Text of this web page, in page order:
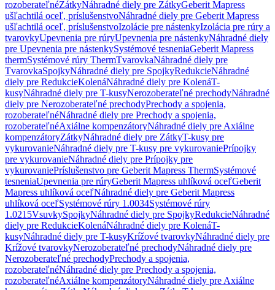
rozoberateľnéZátkyNáhradné diely pre ZátkyGeberit Mapress
ušľachtilá oceľ, príslušenstvoNáhradné diely pre Geberit Mapress
ušľachtilá oceľ, príslušenstvoIzolácie pre nástenkyIzolácia pre rúry a
tvarovkyUpevnenia pre rúryUpevnenia pre nástenkyNáhradné diely
pre Upevnenia pre nástenkySystémové tesneniaGeberit Mapress
thermSystémové rúry ThermTvarovkaNáhradné diely pre
TvarovkaSpojkyNáhradné diely pre SpojkyRedukcieNáhradné
diely pre RedukcieKolenáNáhradné diely pre KolenáT-
kusyNáhradné diely pre T-kusyNerozoberateľné prechodyNáhradné
diely pre Nerozoberateľné prechodyPrechody a spojenia,
rozoberateľnéNáhradné diely pre Prechody a spojenia,
rozoberateľnéAxiálne kompenzátoryNáhradné diely pre Axiálne
kompenzátoryZátkyNáhradné diely pre ZátkyT-kusy pre
vykurovanieNáhradné diely pre T-kusy pre vykurovaniePrípojky
pre vykurovanieNáhradné diely pre Prípojky pre
vykurovaniePríslušenstvo pre Geberit Mapress ThermSystémové
tesneniaUpevnenia pre rúryGeberit Mapress uhlíková oceľGeberit
Mapress uhlíková oceľNáhradné diely pre Geberit Mapress
uhlíková oceľSystémové rúry 1.0034Systémové rúry
1.0215VsuvkySpojkyNáhradné diely pre SpojkyRedukcieNáhradné
diely pre RedukcieKolenáNáhradné diely pre KolenáT-
kusyNáhradné diely pre T-kusyKrížové tvarovkyNáhradné diely pre
Krížové tvarovkyNerozoberateľné prechodyNáhradné diely pre
Nerozoberateľné prechodyPrechody a spojenia,
rozoberateľnéNáhradné diely pre Prechody a spojenia,
rozoberateľnéAxiálne kompenzátoryNáhradné diely pre Axiálne